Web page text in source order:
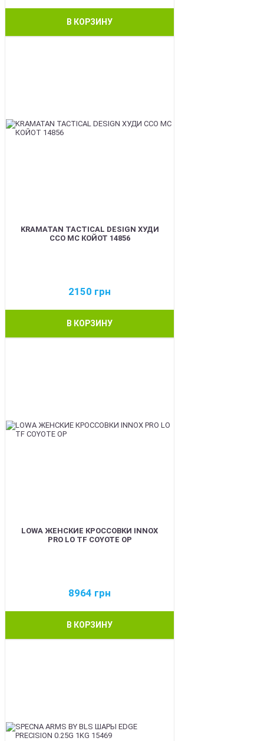
В КОРЗИНУ
KRAMATAN TACTICAL DESIGN ХУДИ
ССО МС КОЙОТ 14856
2150 грн
В КОРЗИНУ
LOWA ЖЕНСКИЕ КРОССОВКИ INNOX
PRO LO TF COYOTE OP
8964 грн
В КОРЗИНУ